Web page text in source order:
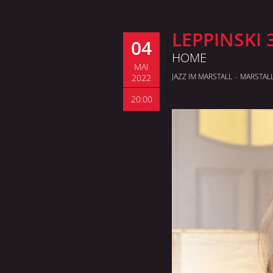
04
MAI
2022
20:00
LEPPINSKI
HOME
JAZZ IM MARSTALL -